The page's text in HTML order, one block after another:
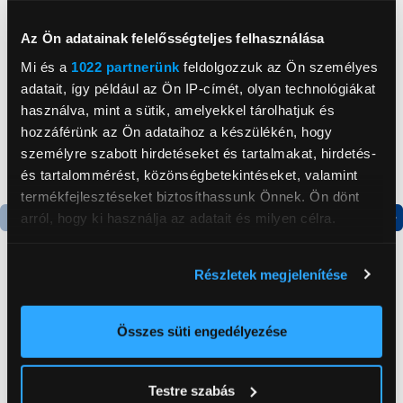
Az Ön adatainak felelősségteljes felhasználása
Mi és a 1022 partnerünk feldolgozzuk az Ön személyes
adatait, így például az Ön IP-címét, olyan technológiákat
használva, mint a sütik, amelyekkel tárolhatjuk és
hozzáférünk az Ön adataihoz a készülékén, hogy
személyre szabott hirdetéseket és tartalmakat, hirdetés-
és tartalommérést, közönségbetekintéseket, valamint
termékfejlesztéseket biztosíthassunk Önnek. Ön dönt
arról, hogy ki használja az adatait és milyen célra.
elhelyezkedéséről pár méteres pontossággal
Az Ön készülékén beazonosítása annak konkrét
módjairól és adja meg preferenciáit aRészletek
Részletek megjelenítése
Összes süti engedélyezése
Testre szabás
Gorenje NRS8182KX Side
by side hűtőszekrény
199 999 Ft
Gorenje N619EAXL4
Alulfagyasztós
kombinált hűtőszekrény
179 999 Ft